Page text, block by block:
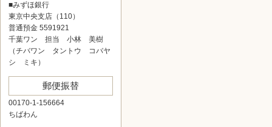
■みずほ銀行
東京中央支店（110）
普通預金 5591921
千葉ワン 担当 小林 美樹
（チバワン タントウ コバヤ
シ ミキ）
郵便振替
00170-1-156664
ちばわん